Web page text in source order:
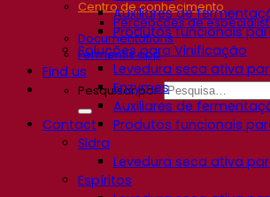
Centro de conhecimento
Percepções de
Documentations
Fermentis app
Find us
Pesquisar por:
Contact
Auxiliares de
Produtos funcionais
Soluções para Vinificação
Levedura seca ativa
Enzymes
Auxiliares de
Produtos funcionais
Sidra
Levedura seca ativa
Espíritos